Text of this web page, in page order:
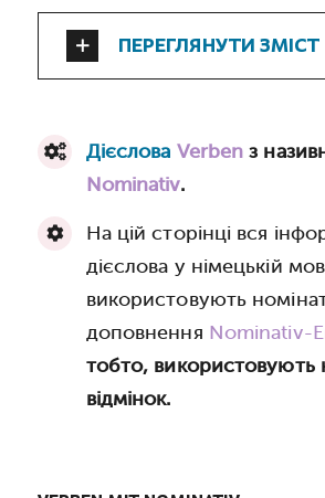
ПЕРЕГЛЯНУТИ ЗМІСТ
Дієслова Verben з
Nominativ.
На цій сторінці вся
дієслова у німецькій
використовують
доповнення Nominativ-
тобто, використовують
відмінок.